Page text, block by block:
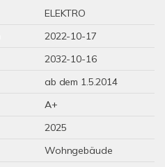
ELEKTRO
2022-10-17
2032-10-16
ab dem 1.5.2014
A+
2025
Wohngebäude